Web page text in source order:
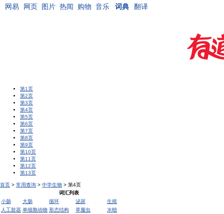
网易 网页 图片 热闻 购物 音乐 词典 翻译
第1页
第2页
第3页
第4页
第5页
第6页
第7页
第8页
第9页
第10页
第11页
第12页
第13页
首页 > 常用查询 > 中学生物 > 第4页
词汇列表
小肠
大肠 循环 泌尿
生殖
人工脏器 单细胞动物 形态结构 草履虫
水螅